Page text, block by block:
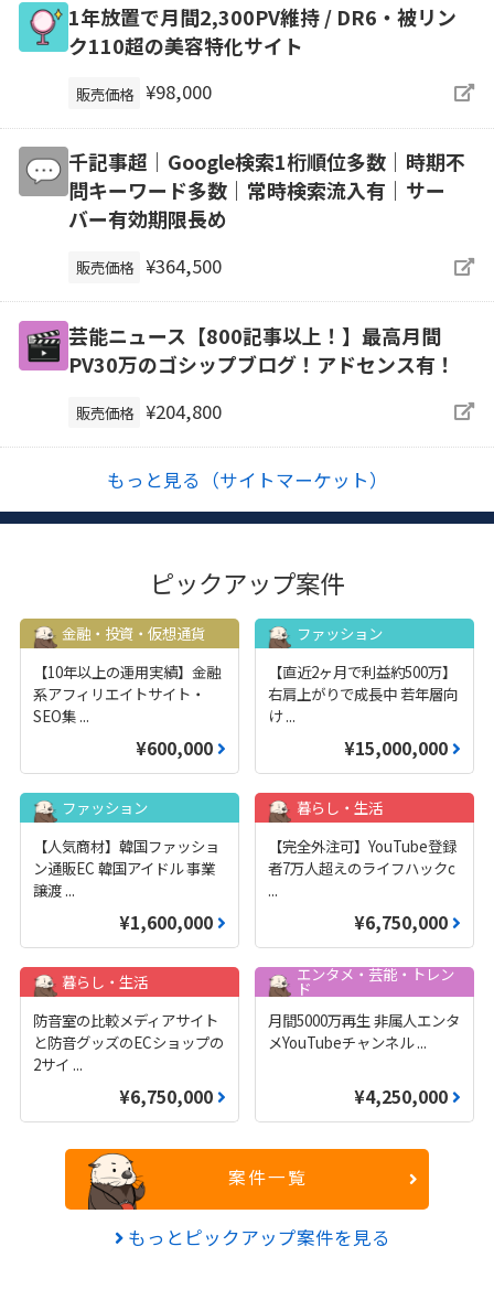
1年放置で月間2,300PV維持 / DR6・被リン
ク110超の美容特化サイト
販売価格 ¥98,000
千記事超｜Google検索1桁順位多数｜時期不
問キーワード多数｜常時検索流入有｜サー
バー有効期限長め
販売価格 ¥364,500
芸能ニュース【800記事以上！】最高月間
PV30万のゴシップブログ！アドセンス有！
販売価格 ¥204,800
もっと見る（サイトマーケット）
ピックアップ案件
金融・投資・仮想通貨
【10年以上の運用実績】金融
系アフィリエイトサイト・
SEO集 ...
¥600,000
ファッション
【直近2ヶ月で利益約500万】
右肩上がりで成長中 若年層向
け...
¥15,000,000
ファッション
【人気商材】韓国ファッショ
ン通販EC 韓国アイドル 事業
譲渡 ...
¥1,600,000
暮らし・生活
【完全外注可】YouTube登録
者7万人超えのライフハックc
...
¥6,750,000
暮らし・生活
防音室の比較メディアサイト
と防音グッズのECショップの
2サイ ...
¥6,750,000
エンタメ・芸能・トレン
ド
月間5000万再生 非属人エンタ
メYouTubeチャンネル...
¥4,250,000
案件一覧
もっとピックアップ案件を見る